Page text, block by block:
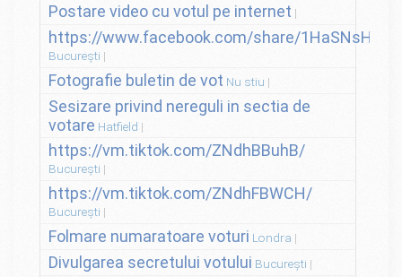
Postare video cu votul pe internet
https://www.facebook.com/share/
București
Fotografie buletin de vot Nu stiu
Sesizare privind nereguli in sectia de
votare Hatfield
https://vm.tiktok.com/ZNdhBBuhB/
București
https://vm.tiktok.com/ZNdhFBWCH/
București
Folmare numaratoare voturi Londra
Divulgarea secretului votului București